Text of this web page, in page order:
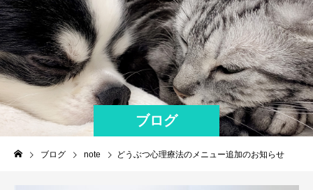
ブログ
ブログ note どうぶつ心理療法のメニュー追加のお知らせ